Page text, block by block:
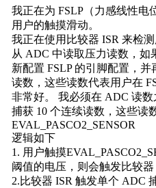
我正在为 FSLP（力感线性电
用户的触摸滑动。
我正在使用比较器 ISR 来检
从 ADC 中读取压力读数，
新配置 FSLP 的引脚配置，
读数，这些读数代表用户在
非常好。 我必须在 ADC 读
捕获 10 个连续读数，这些读
EVAL_PASCO2_SENSOR
逻辑如下
1. 用户触摸
阈值的电压，则会触发比较器
2.比较器 ISR 触发单个 ADC